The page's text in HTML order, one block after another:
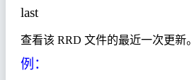
last
查看该 RRD 文件的最近一次更新。
例：